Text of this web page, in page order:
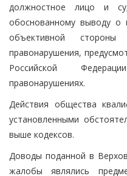
должностное лицо и
обоснованному выводу о
объективной стороны
правонарушения,
Российской
правонарушениях.
Действия общества
установленными
выше кодексов.
Доводы поданной в
жалобы являлись